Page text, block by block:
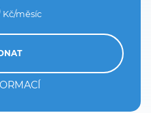
Kč/měsíc